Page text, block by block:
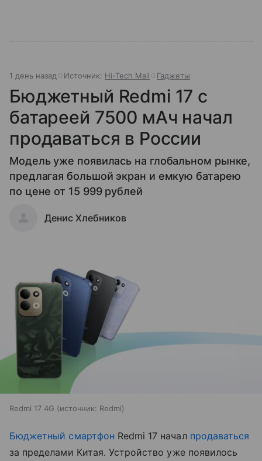
1 день назад Источник: Hi-Tech Mail Гаджеты
Бюджетный Redmi 17 с
батареей 7500 мАч начал
продаваться в России
Модель уже появилась на глобальном рынке,
предлагая большой экран и емкую батарею
по цене от 15 999 рублей
Денис Хлебников
Redmi 17 4G источник: Redmi
Бюджетный смартфон Redmi 17 начал продаваться
за пределами Китая. Устройство уже появилось